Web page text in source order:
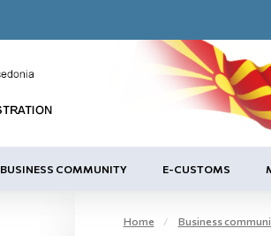
BUSINESS COMMUNITY E-CUSTOMS
Home Business